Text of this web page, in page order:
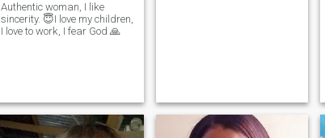
Authentic woman, I like
sincerity. 😇I love my children,
I love to work, I fear God 🙏